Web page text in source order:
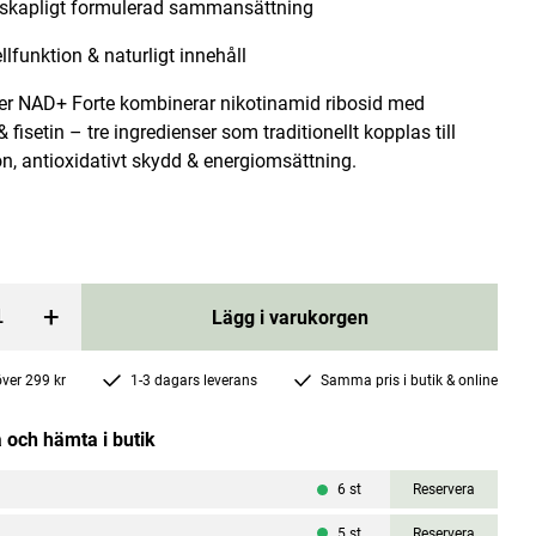
Lägg i varukorgen
formulerad sammansättning
& naturligt innehåll
NAD+ Forte kombinerar nikotinamid ribosid med
fisetin – tre ingredienser som traditionellt kopplas till
antioxidativt skydd & energiomsättning.
+ Lägg i varukorgen
299 kr 1-3 dagars leverans Samma pris i butik & online
och hämta i butik
6 st Reservera